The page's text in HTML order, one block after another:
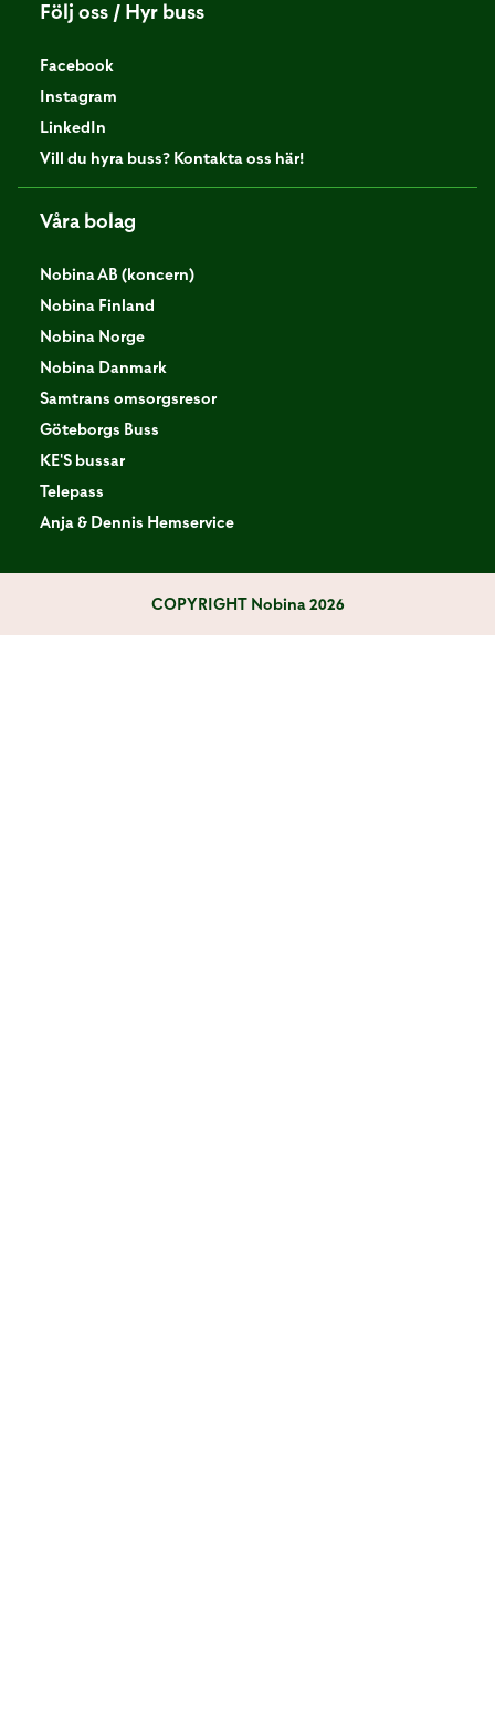
Följ oss / Hyr buss
Facebook
Instagram
LinkedIn
Vill du hyra buss? Kontakta oss här!
Våra bolag
Nobina AB (koncern)
Nobina Finland
Nobina Norge
Nobina Danmark
Samtrans omsorgsresor
Göteborgs Buss
KE'S bussar
Telepass
Anja & Dennis Hemservice
COPYRIGHTNobina 2026